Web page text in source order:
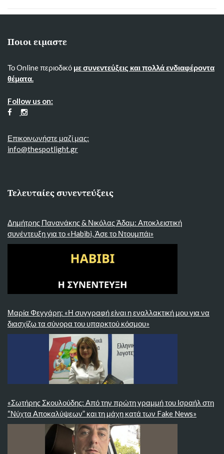
Ποιοι ειμαστε
Το Online περιοδικό με συνεντεύξεις και πολλά ενδιαφέροντα
θέματα.
Follow us on:
Επικοινωνήστε μαζί μας:
info@thespotlight.gr
Τελευταίες συνεντεύξεις
Δημήτρης Πανανάκης & Νικόλας Άδαμ: Αποκλειστική
συνέντευξη για το «Habibi, Άσε το Ντουμπάι»
Μαρία Φεγγάρη: «Η συγγραφή είναι η εναλλακτική μου για να
διασχίζω τα σύνορα του υπαρκτού κόσμου»
«Σωτήρης Σκουλούδης: Από την πρώτη γραμμή του Ισραήλ στη
“Νύχτα Αποκαλύψεων” και τη μάχη κατά των Fake News»